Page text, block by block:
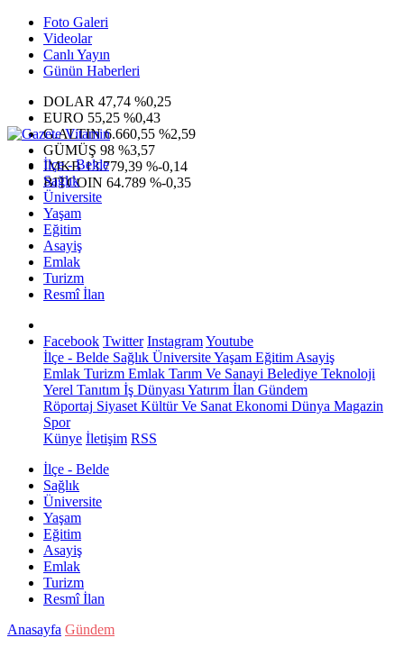
Foto Galeri
Videolar
Canlı Yayın
Günün Haberleri
DOLAR 47,74 %0,25
EURO 55,25 %0,43
G.ALTIN6.660,55 %2,59
GÜMÜŞ 98 %3,57
IMKB13.779,39 %-0,14
BITCOIN 64.789 %-0,35
İlçe - Belde
Sağlık
Üniversite
Yaşam
Eğitim
Asayiş
Emlak
Turizm
Resmî İlan
Facebook Twitter InstagramYoutube
İlçe - Belde Sağlık ÜniversiteYaşam Eğitim Asayiş
Emlak Turizm Emlak Tarım Ve Sanayi Belediye Teknoloji
Yerel Tanıtım İş Dünyası Yatırım İlan Gündem
Röportaj Siyaset Kültür Ve Sanat Ekonomi Dünya Magazin
Spor
Künye İletişim RSS
İlçe - Belde
Sağlık
Üniversite
Yaşam
Eğitim
Asayiş
Emlak
Turizm
Resmî İlan
Anasayfa Gündem